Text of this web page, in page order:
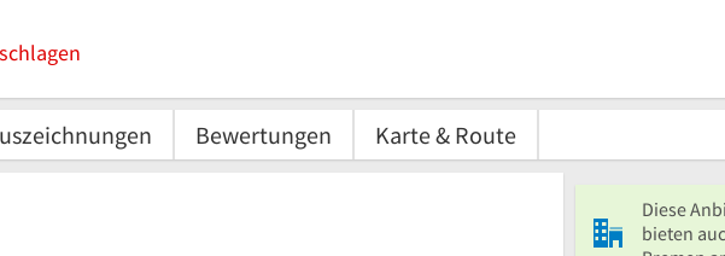
Bewertungen Karte & Route
Diese
bieten